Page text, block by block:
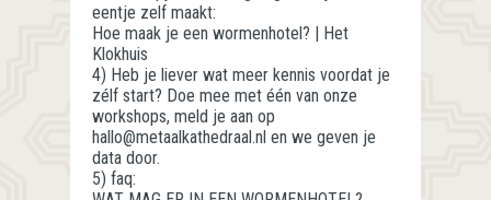
eentje zelf maakt:
Hoe maak je een wormenhotel? | Het
Klokhuis
4) Heb je liever wat meer kennis voordat je
zélf start? Doe mee met één van onze
workshops, meld je aan op
hallo@metaalkathedraal.nl en we geven je
data door.
5) faq: